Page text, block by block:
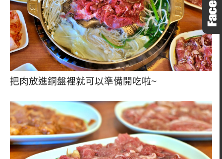
把肉放進銅盤裡就可以準備開吃啦~